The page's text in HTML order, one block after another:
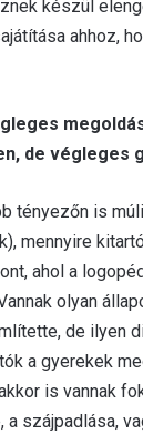
készül
ahhoz,
de végleges
tényezőn is
mennyire
ahol a
olyan
de ilyen
a gyerekek
is vannak
a szájpadlása,